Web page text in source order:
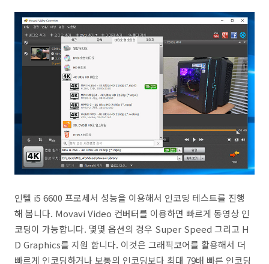
인텔 i5 6600 프로세서 성능을 이용해서 인코딩 테스트를 진행
해 봅니다. Movavi Video 컨버터를 이용하면 빠르게 동영상 인
코딩이 가능합니다. 몇몇 옵션의 경우 Super Speed 그리고 H
D Graphics를 지원 합니다. 이것은 그래픽코어를 활용해서 더
빠르게 인코딩하거나 보통의 인코딩보다 최대 79배 빠른 인코딩